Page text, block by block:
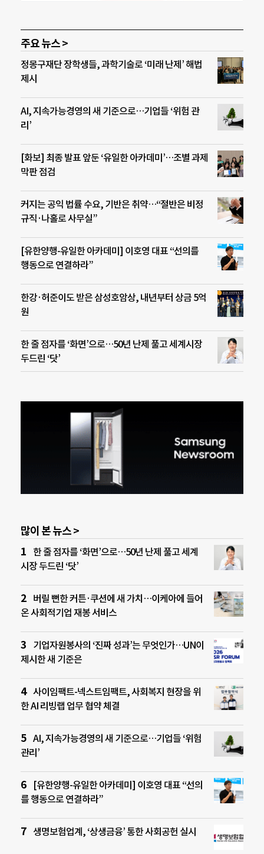
주요 뉴스 >
정몽구재단 장학생들, 과학기술로 ‘미래 난제’ 해법
제시
AI, 지속가능경영의 새 기준으로…기업들 ‘위험 관
리’
[화보] 최종 발표 앞둔 ‘유일한 아카데미’…조별 과제
막판 점검
커지는 공익 법률 수요, 기반은 취약…“절반은 비정
규직·나홀로 사무실”
[유한양행-유일한 아카데미] 이호영 대표 “선의를
행동으로 연결하라”
한강·허준이도 받은 삼성호암상, 내년부터 상금 5억
원
한 줄 점자를 ‘화면’으로…50년 난제 풀고 세계시장
두드린 ‘닷’
많이 본 뉴스 >
한 줄 점자를 ‘화면’으로…50년 난제 풀고 세계
시장 두드린 ‘닷’
버릴 뻔한 커튼·쿠션에 새 가치…이케아에 들어
온 사회적기업 재봉 서비스
기업자원봉사의 ‘진짜 성과’는 무엇인가…UN이
제시한 새 기준은
사이임팩트-넥스트임팩트, 사회복지 현장을 위
한 AI 리빙랩 업무 협약 체결
AI, 지속가능경영의 새 기준으로…기업들 ‘위험
관리’
[유한양행-유일한 아카데미] 이호영 대표 “선의
를 행동으로 연결하라”
생명보험업계, ‘상생금융’ 통한 사회공헌 실시